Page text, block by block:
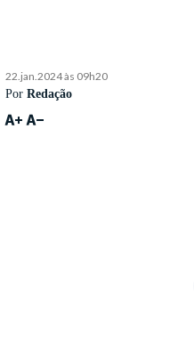
22.jan.2024 às 09h20
PorRedação